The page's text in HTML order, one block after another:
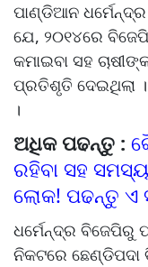
ପାଣ୍ଡିଆନ
ଯେ, ୨୦୧୪ରେ
କମାଇବା ସହ
ପ୍ରତିଶୃତି ଦେଇଥିଲା
।
ଅଧିକ ପଢନ୍ତୁ :
ରହିବା ସହ
ଲୋକ! ପଢନ୍ତୁ ଏ
ଧର୍ମେନ୍ଦ୍ର ବିଜେପିରୁ
ନିକଟରେ ଛେଣ୍ଡିପଦା